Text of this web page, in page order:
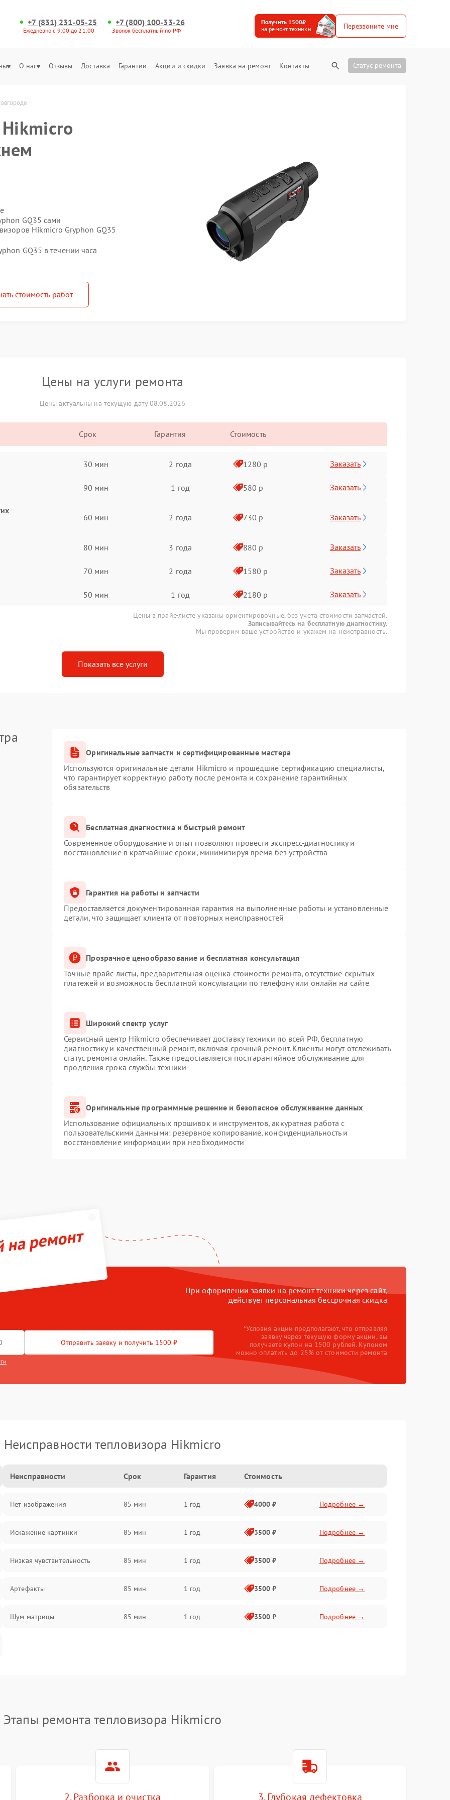
+7 (831) 231-05-25
Ежедневно с 9:00 до 21:00
+7 (800) 100-33-26
Звонок бесплатный по РФ
Получить 1500₽
на ремонт техники
Перезвоните мне
О нас Отзывы Доставка Гарантии Акции и скидки Заявка на ремонт Контакты Статус ремонта
GQ35 сами
Hikmicro Gryphon GQ35
GQ35 в течении часа
стоимость работ
Цены на услуги ремонта
Цены актуальны на текущую дату 08.08.2026
Срок Гарантия Стоимость
30 мин 2 года 1280 р Заказать
90 мин 1 год 580 р Заказать
60 мин 2 года 730 р Заказать
80 мин 3 года 880 р Заказать
70 мин 2 года 1580 р Заказать
50 мин 1 год 2180 р Заказать
Цены в прайс-листе указаны ориентировочные, без учета стоимости запчастей.
Записывайтесь на бесплатную диагностику.
Мы проверим ваше устройство и укажем на неисправность.
Показать все услуги
Оригинальные запчасти и сертифицированные мастера
Используются оригинальные детали Hikmicro и прошедшие сертификацию специалисты,
что гарантирует корректную работу после ремонта и сохранение гарантийных
обязательств
Бесплатная диагностика и быстрый ремонт
Современное оборудование и опыт позволяют провести экспресс-диагностику и
восстановление в кратчайшие сроки, минимизируя время без устройства
Гарантия на работы и запчасти
Предоставляется документированная гарантия на выполненные работы и установленные
детали, что защищает клиента от повторных неисправностей
Прозрачное ценообразование и бесплатная консультация
Точные прайс-листы, предварительная оценка стоимости ремонта, отсутствие скрытых
платежей и возможность бесплатной консультации по телефону или онлайн на сайте
Широкий спектр услуг
Сервисный центр Hikmicro обеспечивает доставку техники по всей РФ, бесплатную
диагностику и качественный ремонт, включая срочный ремонт. Клиенты могут отслеживать
статус ремонта онлайн. Также предоставляется постгарантийное обслуживание для
продления срока службы техники
Оригинальные программные решение и безопасное обслуживание данных
Использование официальных прошивок и инструментов, аккуратная работа с
пользовательскими данными: резервное копирование, конфиденциальность и
восстановление информации при необходимости
ремонт
При оформлении заявки на ремонт техники через сайт,
действует персональная бессрочная скидка
Отправить заявку и получить 1500 ₽
*Условия акции предполагают, что отправляя
заявку через текущую форму акции, вы
получаете купон на 1500 рублей. Купоном
можно оплатить до 25% от стоимости ремонта
Неисправности тепловизора Hikmicro
Неисправности Срок Гарантия Стоимость
Нет изображения 85 мин 1 год 4000 ₽ Подробнее →
Искажение картинки 85 мин 1 год 3500 ₽ Подробнее →
Низкая чувствительность 85 мин 1 год 3500 ₽ Подробнее →
Артефакты 85 мин 1 год 3500 ₽ Подробнее →
Шум матрицы 85 мин 1 год 3500 ₽ Подробнее →
Этапы ремонта тепловизора Hikmicro
2. Разборка и очистка 3. Глубокая дефектовка